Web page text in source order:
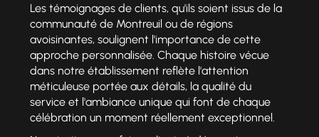
Les témoignages de clients, qu'ils soient issus de la
communauté de Montreuil ou de régions
avoisinantes, soulignent l'importance de cette
approche personnalisée. Chaque histoire vécue
dans notre établissement reflète l'attention
méticuleuse portée aux détails, la qualité du
service et l'ambiance unique qui font de chaque
célébration un moment réellement exceptionnel.